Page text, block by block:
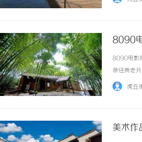
8090
8090电影
录经典老
虎丘
美术作